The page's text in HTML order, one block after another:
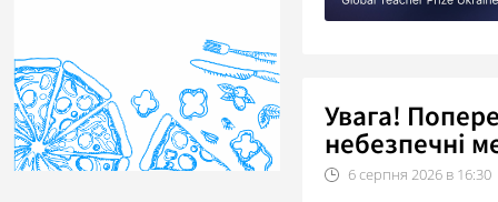
Увага!
небезпечні
6серпня 2026 в 16:30